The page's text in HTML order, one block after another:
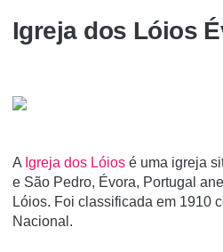
Igreja dos Lóios
A Igreja dos Lóios é uma igreja
e São Pedro, Évora, Portugal
Lóios. Foi classificada em 1910
Nacional.